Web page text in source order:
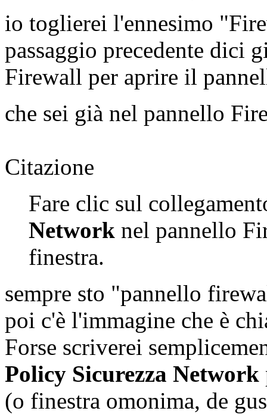
io toglierei l'ennesimo
passaggio precedente dici
Firewall per aprire il
che sei già nel pannello
Citazione
Fare clic sul
Network nel pannello
finestra.
sempre sto "pannello
poi c'è l'immagine che è
Forse scriverei
Policy Sicurezza Network
(o finestra omonima, de